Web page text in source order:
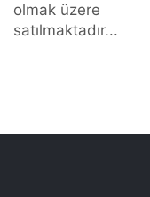
olmak üzere
satılmaktadır...